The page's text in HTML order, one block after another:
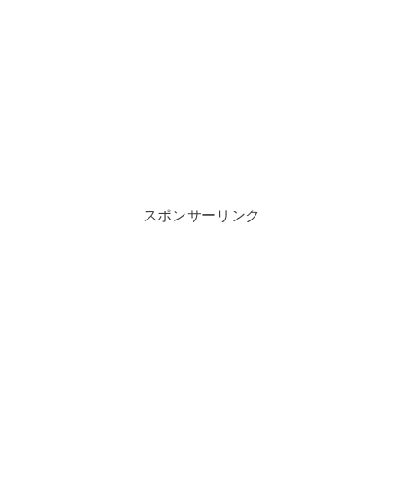
スポンサーリンク